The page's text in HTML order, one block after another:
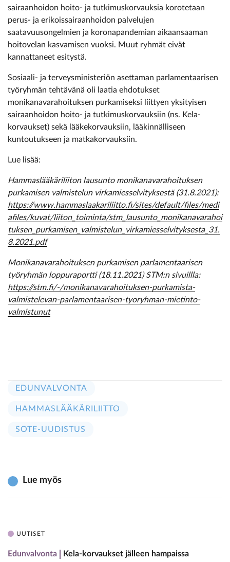
sairaanhoidon hoito- ja tutkimuskorvauksia korotetaan
perus- ja erikoissairaanhoidon palvelujen
saatavuusongelmien ja koronapandemian aikaansaaman
hoitovelan kasvamisen vuoksi. Muut ryhmät eivät
kannattaneet esitystä.
Sosiaali- ja terveysministeriön asettaman parlamentaarisen
työryhmän tehtävänä oli laatia ehdotukset
monikanavarahoituksen purkamiseksi liittyen yksityisen
sairaanhoidon hoito- ja tutkimuskorvauksiin (ns. Kela-
korvaukset) sekä lääkekorvauksiin, lääkinnälliseen
kuntoutukseen ja matkakorvauksiin.
Lue lisää:
Hammaslääkäriliiton lausunto monikanavarahoituksen
purkamisen valmistelun virkamiesselvityksestä (31.8.2021):
https://www.hammaslaakariliitto.fi/sites/default/files/medi
afiles/kuvat/liiton_toiminta/stm_lausunto_monikanavarahoi
tuksen_purkamisen_valmistelun_virkamiesselvityksesta_31.
8.2021.pdf
Monikanavarahoituksen purkamisen parlamentaarisen
työryhmän loppuraportti (18.11.2021) STM:n sivuillla:
https://stm.fi/-/monikanavarahoituksen-purkamista-
valmistelevan-parlamentaarisen-tyoryhman-mietinto-
valmistunut
EDUNVALVONTA
HAMMASLÄÄKÄRILIITTO
SOTE-UUDISTUS
Lue myös
UUTISET
Edunvalvonta Kela-korvaukset jälleen hampaissa